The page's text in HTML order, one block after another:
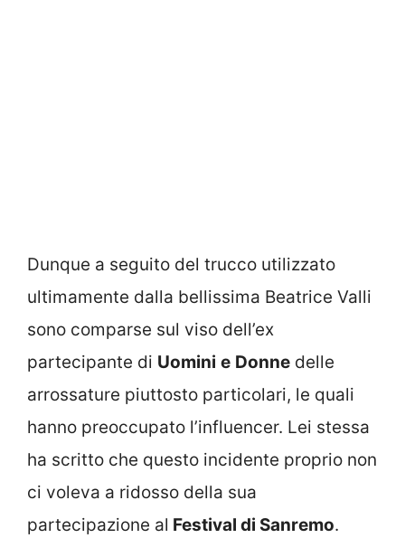
Dunque a seguito del trucco utilizzato
ultimamente dalla bellissima Beatrice Valli
sono comparse sul viso dell’ex
partecipante di Uomini e Donne delle
arrossature piuttosto particolari, le quali
hanno preoccupato l’influencer. Lei stessa
ha scritto che questo incidente proprio non
ci voleva a ridosso della sua
partecipazione al Festival di Sanremo.